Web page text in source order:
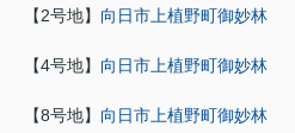
【2号地】 向日市上植野町御妙林
【4号地】 向日市上植野町御妙林
【8号地】 向日市上植野町御妙林